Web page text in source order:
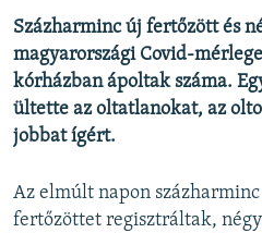
Valamennyi RFE/RL
Százharminc új fertőzött és
magyarországi Covid-
kórházban ápoltak száma.
ültette az oltatlanokat, az
jobbat ígért.
Az elmúlt napon
fertőzöttet regisztráltak,